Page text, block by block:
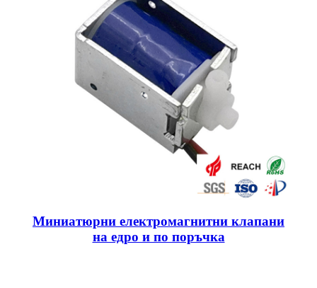
Миниатюрни електромагнитни клапани
на едро и по поръчка